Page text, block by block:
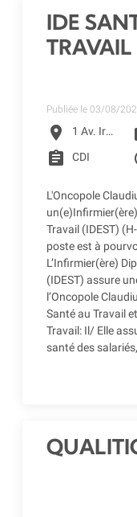
IDE
Publiée le 03/08/
location_on 1 Av. Irène Joliot-Curie, Toulouse
assignment CDI
L'Oncopole
Travail (IDEST)
poste est à
L’Infirmier(ère)
(IDEST) assure
l’Oncopole
Santé au Travail
Travail: Il/ Elle
santé des